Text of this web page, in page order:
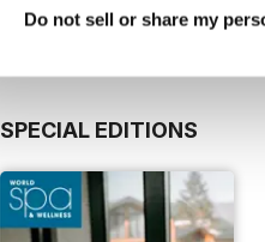
Do not sell or share my
SPECIAL EDITIONS